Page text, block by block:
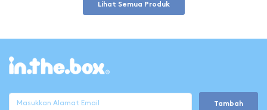
Lihat Semua Produk
Tambah